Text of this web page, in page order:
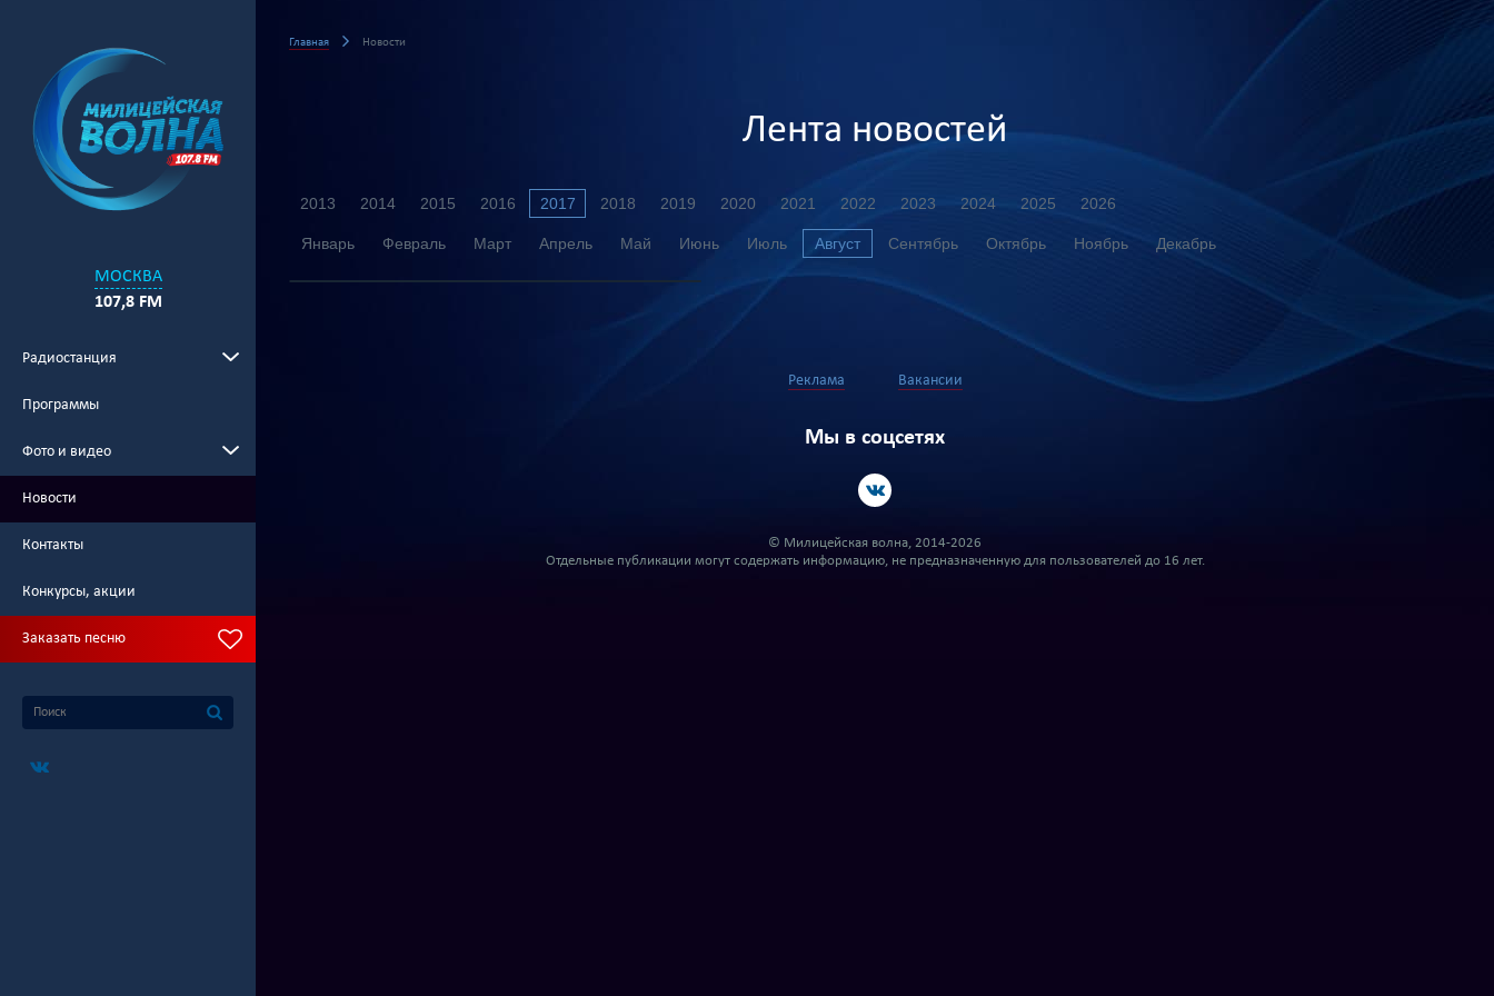
МОСКВА
107,8 FM
Радиостанция
Программы
Фото и видео
Новости
Контакты
Конкурсы, акции
Заказать песню
Главная Новости
Лента новостей
2013 2014 2015 2016 2017 2018 2019 2020 2021 2022 2023 2024 2025 2026
Январь Февраль Март Апрель Май Июнь Июль Август Сентябрь Октябрь Ноябрь Декабрь
Реклама Вакансии
Мы в соцсетях
© Милицейская волна, 2014-2026
Отдельные публикации могут содержать информацию, не предназначенную для пользователей до 16 лет.